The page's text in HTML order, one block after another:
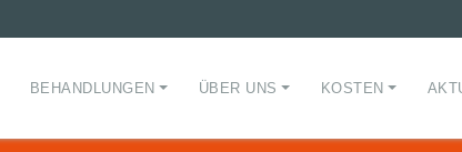
BEHANDLUNGEN ÜBER UNS KOSTEN